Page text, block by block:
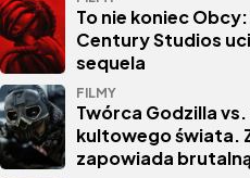
To nie koniec
Century Studios
sequela
FILMY
Twórca Godzilla
kultowego świata.
zapowiada